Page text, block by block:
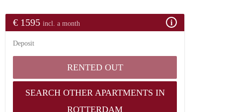
€ 1595 incl. a month
Deposit
RENTED OUT
SEARCH OTHER APARTMENTS IN
ROTTERDAM